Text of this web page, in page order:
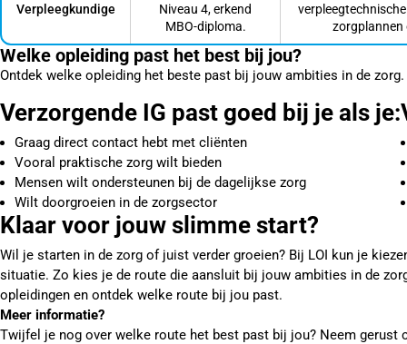
Verpleegkundige
Niveau 4, erkend
MBO-diploma.
zorgplannen
Welke opleiding past het best bij jou?
Ontdek welke opleiding het beste past bij jouw ambities in de zorg.
Verzorgende IG past goed bij je als je:
Graag direct contact hebt met cliënten
Vooral praktische zorg wilt bieden
Mensen wilt ondersteunen bij de dagelijkse zorg
Wilt doorgroeien in de zorgsector
Klaar voor jouw slimme start?
Wil je starten in de zorg of juist verder groeien? Bij LOI kun je
situatie. Zo kies je de route die aansluit bij jouw ambities in de
opleidingen en ontdek welke route bij jou past.
Meer informatie?
Twijfel je nog over welke route het best past bij jou? Neem